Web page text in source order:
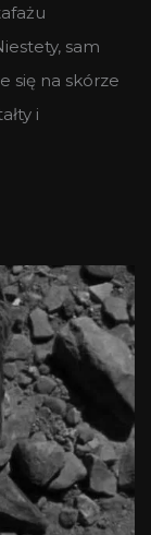
sam
się na skórze
i